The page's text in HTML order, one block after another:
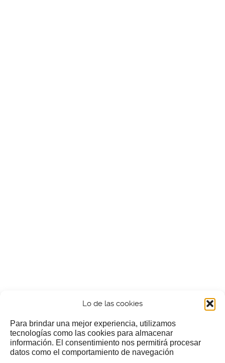
Lo de las cookies
Para brindar una mejor experiencia, utilizamos
tecnologías como las cookies para almacenar
información. El consentimiento nos permitirá procesar
datos como el comportamiento de navegación
¿Nos invitas a un cafecillo?